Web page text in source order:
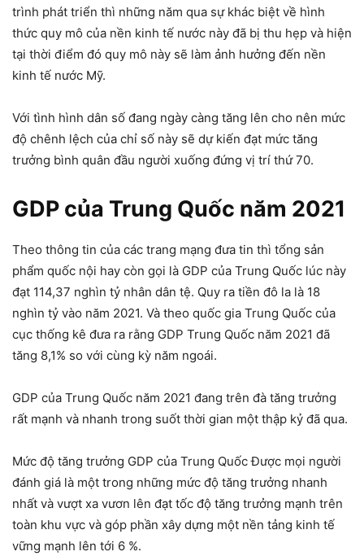
trình phát triển thì những năm qua sự khác biệt về hình
thức quy mô của nền kinh tế nước này đã bị thu hẹp và hiện
tại thời điểm đó quy mô này sẽ làm ảnh hưởng đến nền
kinh tế nước Mỹ.
Với tình hình dân số đang ngày càng tăng lên cho nên mức
độ chênh lệch của chỉ số này sẽ dự kiến đạt mức tăng
trưởng bình quân đầu người xuống đứng vị trí thứ 70.
GDP của Trung Quốc năm 2021
Theo thông tin của các trang mạng đưa tin thì tổng sản
phẩm quốc nội hay còn gọi là GDP của Trung Quốc lúc này
đạt 114,37 nghìn tỷ nhân dân tệ. Quy ra tiền đô la là 18
nghìn tỷ vào năm 2021. Và theo quốc gia Trung Quốc của
cục thống kê đưa ra rằng GDP Trung Quốc năm 2021 đã
tăng 8,1% so với cùng kỳ năm ngoái.
GDP của Trung Quốc năm 2021 đang trên đà tăng trưởng
rất mạnh và nhanh trong suốt thời gian một thập kỷ đã qua.
Mức độ tăng trưởng GDP của Trung Quốc Được mọi người
đánh giá là một trong những mức độ tăng trưởng nhanh
nhất và vượt xa vươn lên đạt tốc độ tăng trưởng mạnh trên
toàn khu vực và góp phần xây dựng một nền tảng kinh tế
vững mạnh lên tới 6 %.